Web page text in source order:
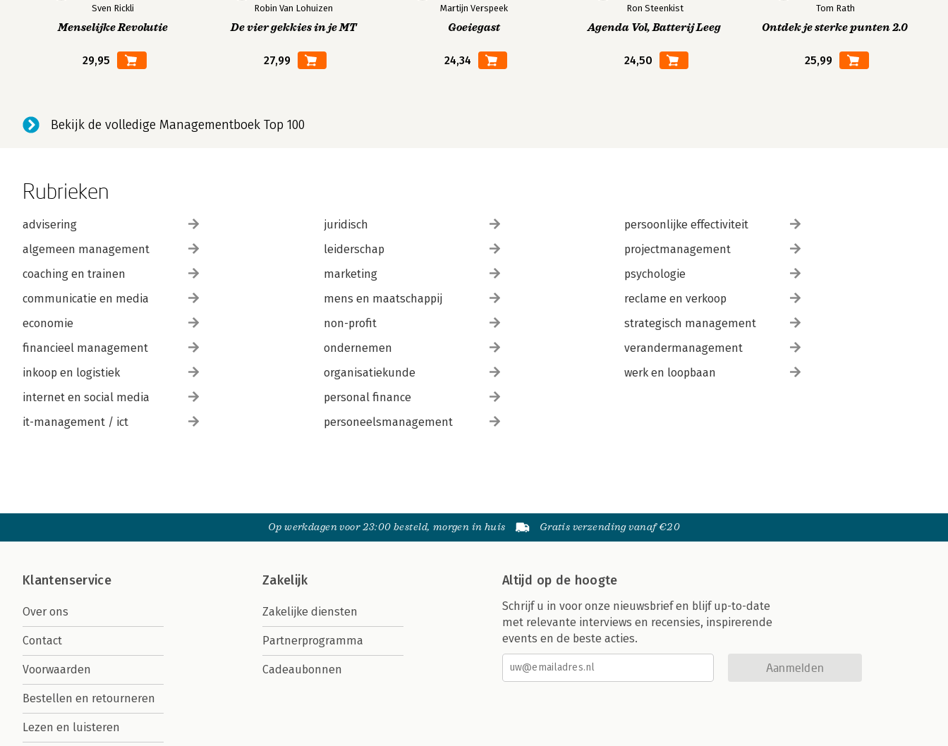
Sven Rickli
Menselijke Revolutie
29,95
Robin Van Lohuizen
De vier gekkies in je MT
27,99
Martijn Verspeek
Goeiegast
24,34
Ron Steenkist
Agenda Vol, Batterij Leeg
24,50
Tom Rath
Ontdek je sterke punten 2.0
25,99
Bekijk de volledige Managementboek Top 100
Rubrieken
advisering
algemeen management
coaching en trainen
communicatie en media
economie
financieel management
inkoop en logistiek
internet en social media
it-management / ict
juridisch
leiderschap
marketing
mens en maatschappij
non-profit
ondernemen
organisatiekunde
personal finance
personeelsmanagement
persoonlijke effectiviteit
projectmanagement
psychologie
reclame en verkoop
strategisch management
verandermanagement
werk en loopbaan
Op werkdagen voor 23:00 besteld, morgen in huis Gratis verzending vanaf €20
Klantenservice
Over ons
Contact
Voorwaarden
Bestellen en retourneren
Lezen en luisteren
Zakelijk
Zakelijke diensten
Partnerprogramma
Cadeaubonnen
Altijd op de hoogte
Schrijf u in voor onze nieuwsbrief en blijf up-to-date
met relevante interviews en recensies, inspirerende
events en de beste acties.
Aanmelden